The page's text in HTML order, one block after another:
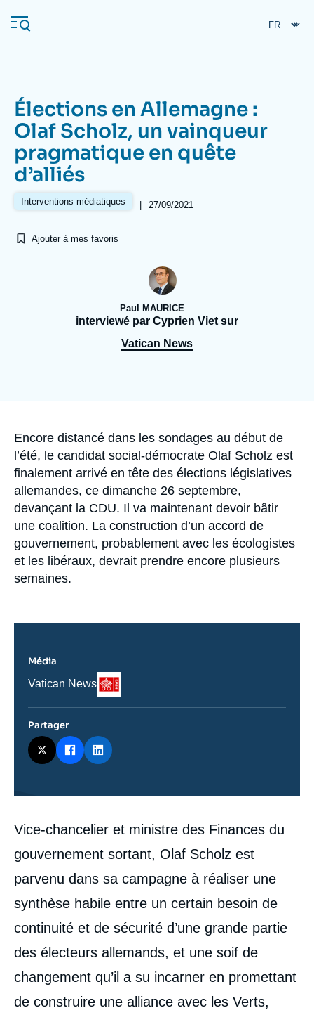
au
contenu
Navigation
principale
L'Ifri
Analyses
Se connecter
Élections en Allemagne :
Olaf Scholz, un vainqueur
pragmatique en quête
d’alliés
Interventions médiatiques | 27/09/2021
Ajouter à mes favoris
Paul MAURICE
interviewé par Cyprien Viet sur
Vatican News
Accroche
Encore distancé dans les sondages au début de
l’été, le candidat social-démocrate Olaf Scholz est
finalement arrivé en tête des élections législatives
allemandes, ce dimanche 26 septembre,
devançant la CDU. Il va maintenant devoir bâtir
une coalition. La construction d’un accord de
gouvernement, probablement avec les écologistes
et les libéraux, devrait prendre encore plusieurs
semaines.
Contenu
intervention
médiatique
Vice-chancelier et ministre des Finances du
gouvernement sortant, Olaf Scholz est
parvenu dans sa campagne à réaliser une
synthèse habile entre un certain besoin de
continuité et de sécurité d’une grande partie
des électeurs allemands, et une soif de
changement qu’il a su incarner en promettant
de construire une alliance avec les Verts,
Média
Nom
journal,
ou
émission
Vatican News
Logo
Partager